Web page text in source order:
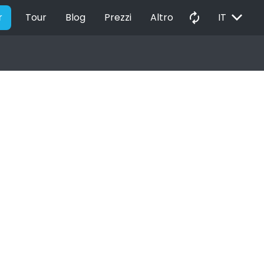
Tour Blog Prezzi Altro autorenew IT EXPAND_MORE